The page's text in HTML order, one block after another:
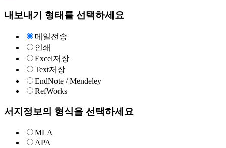
내보내기 형태를 선택하세요
메일전송
인쇄
Excel저장
Text저장
EndNote / Mendeley
RefWorks
서지정보의 형식을 선택하세요
MLA
APA